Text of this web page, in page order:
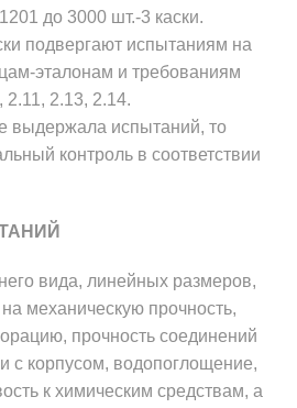
до 3000 шт.-3 каски.
подвергают испытаниям на
эталонам и требованиям
2.11, 2.13, 2.14.
выдержала испытаний, то
контроль в соответствии
вида, линейных размеров,
механическую прочность,
прочность соединений
с корпусом, водопоглощение,
к химическим средствам, а